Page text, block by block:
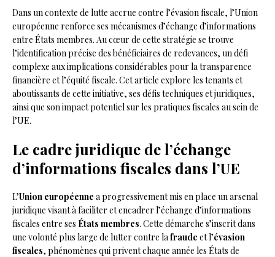
Dans un contexte de lutte accrue contre l’évasion fiscale, l’Union
européenne renforce ses mécanismes d’échange d’informations
entre États membres. Au cœur de cette stratégie se trouve
l’identification précise des bénéficiaires de redevances, un défi
complexe aux implications considérables pour la transparence
financière et l’équité fiscale. Cet article explore les tenants et
aboutissants de cette initiative, ses défis techniques et juridiques,
ainsi que son impact potentiel sur les pratiques fiscales au sein de
l’UE.
Le cadre juridique de l’échange
d’informations fiscales dans l’UE
L’Union européenne a progressivement mis en place un arsenal
juridique visant à faciliter et encadrer l’échange d’informations
fiscales entre ses États membres. Cette démarche s’inscrit dans
une volonté plus large de lutter contre la fraude et l’évasion
fiscales, phénomènes qui privent chaque année les États de